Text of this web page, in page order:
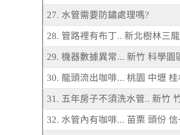
27. 水管需要防鏽處理嗎?
28. 管路裡有布丁.. 新北樹林三
29. 機器數據異常... 新竹 科學園
30. 龍頭流出咖啡... 桃園 中壢
31. 五年房子不須洗水管.. 新竹
32. 水管內有咖啡... 苗栗 頭份